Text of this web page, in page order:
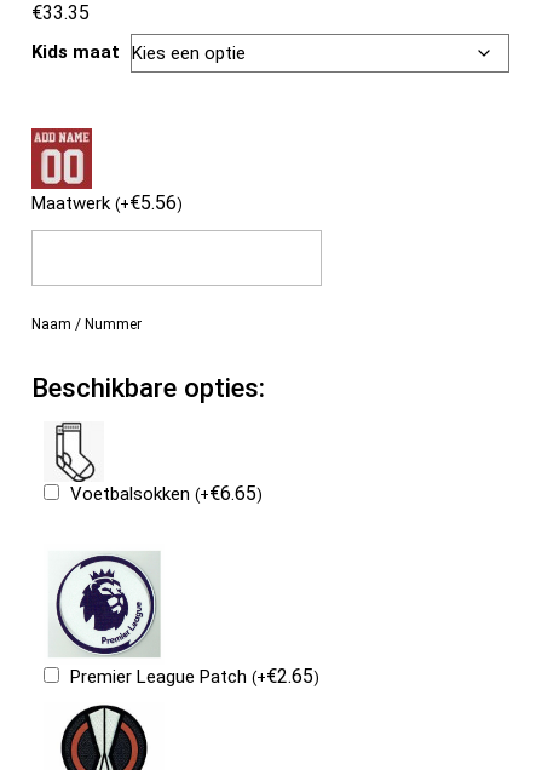
€33.35
Kids maat
Maatwerk(+€5.56)
Naam / Nummer
Beschikbare opties:
Voetbalsokken(+€6.65)
Premier League Patch(+€2.65)